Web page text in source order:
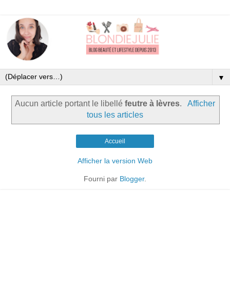
▼
Aucun article portant le libelléfeutre à lèvres.
Afficher
tous les articles
Accueil
Afficher la version Web
Fourni par Blogger.